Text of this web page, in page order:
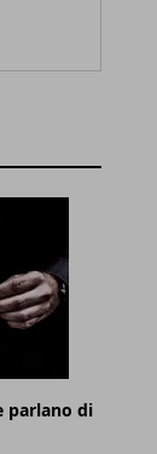
parlano di